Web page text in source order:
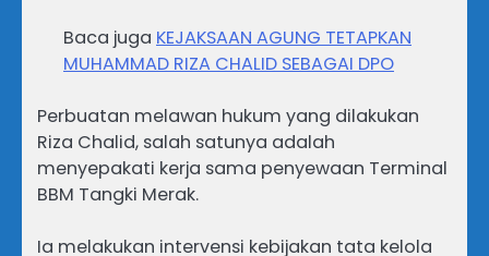
Baca juga KEJAKSAAN AGUNG TETAPKAN
MUHAMMAD RIZA CHALID SEBAGAI DPO
Perbuatan melawan hukum yang dilakukan
Riza Chalid, salah satunya adalah
menyepakati kerja sama penyewaan Terminal
BBM Tangki Merak.
Ia melakukan intervensi kebijakan tata kelola